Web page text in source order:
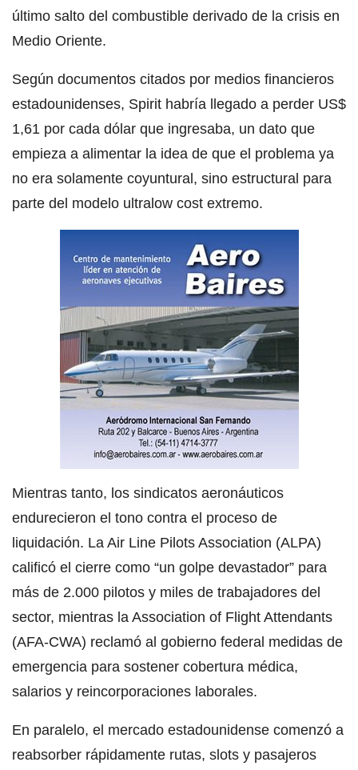
último salto del combustible derivado de la crisis en
Medio Oriente.
Según documentos citados por medios financieros
estadounidenses, Spirit habría llegado a perder US$
1,61 por cada dólar que ingresaba, un dato que
empieza a alimentar la idea de que el problema ya
no era solamente coyuntural, sino estructural para
parte del modelo ultralow cost extremo.
Mientras tanto, los sindicatos aeronáuticos
endurecieron el tono contra el proceso de
liquidación. La Air Line Pilots Association (ALPA)
calificó el cierre como “un golpe devastador” para
más de 2.000 pilotos y miles de trabajadores del
sector, mientras la Association of Flight Attendants
(AFA-CWA) reclamó al gobierno federal medidas de
emergencia para sostener cobertura médica,
salarios y reincorporaciones laborales.
En paralelo, el mercado estadounidense comenzó a
reabsorber rápidamente rutas, slots y pasajeros